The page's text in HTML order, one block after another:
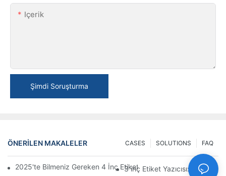
Içerik
Şimdi Soruşturma
ÖNERILEN MAKALELER FAQ
SOLUTIONS
CASES
2025'te Bilmeniz Gereken 4 İnç Etiket Yazıcısı Satın Alma
3 inç Etiket Yazıcısı: Küçük